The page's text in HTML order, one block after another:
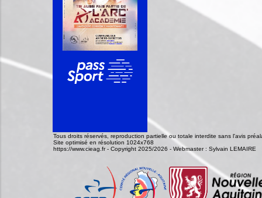
Tous droits réservés, reproduction partielle ou totale interdite sans l'avis
Site optimisé en résolution 1024x768
https://www.cieag.fr - Copyright 2025/2026 - Webmaster : Sylvain LEMAIRE